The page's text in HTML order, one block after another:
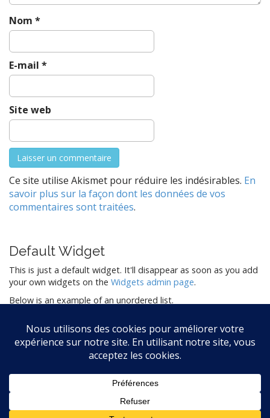
Nom *
E-mail *
Site web
Ce site utilise Akismet pour réduire les indésirables. En
savoir plus sur la façon dont les données de vos
commentaires sont traitées.
Default Widget
This is just a default widget. It'll disappear as soon as you add
your own widgets on the Widgets admin page.
Below is an example of an unordered list.
List item two
List item three
Copyright © 2026Le blog de L-O. All Rights Reserved.